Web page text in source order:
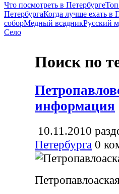
Что посмотреть в ПетербургеТоп
ПетербургаКогда лучше ехать в
соборМедный всадникРусский
Село
Поиск по
информация
10.11.2010
Петербурга 0